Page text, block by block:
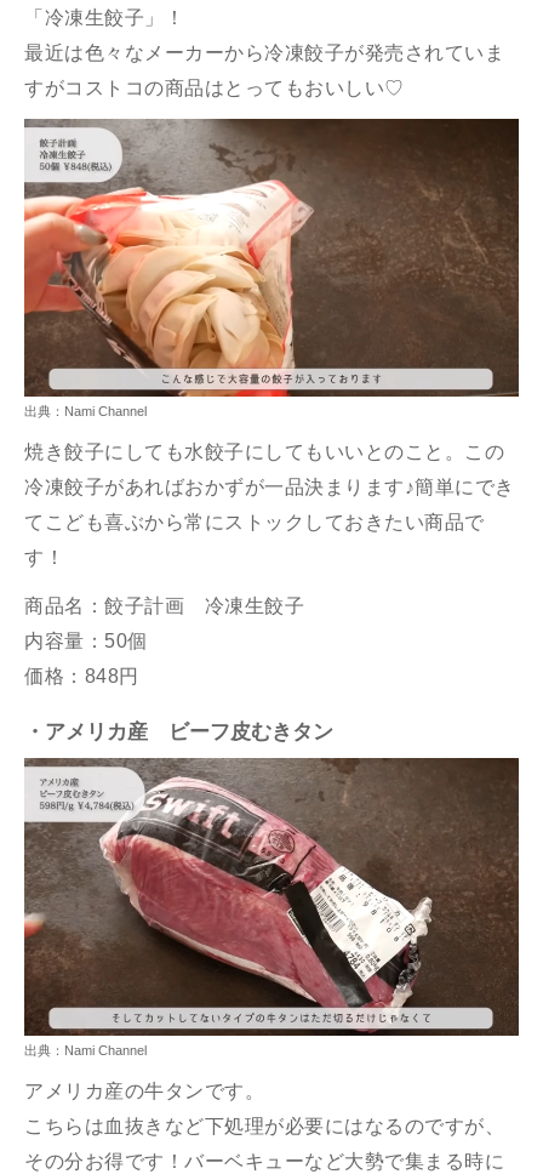
「冷凍生餃子」！
最近は色々なメーカーから冷凍餃子が発売されていま
すがコストコの商品はとってもおいしい♡
出典：Nami Channel
焼き餃子にしても水餃子にしてもいいとのこと。この
冷凍餃子があればおかずが一品決まります♪簡単にでき
てこども喜ぶから常にストックしておきたい商品で
す！
商品名：餃子計画 冷凍生餃子
内容量：50個
価格： 848円
・アメリカ産 ビーフ皮むき タン
出典：Nami Channel
アメリカ産の牛タンです。
こちらは血抜きなど下処理が必要にはなるのですが、
その分お得です！バーベキューなど大勢で集まる時に